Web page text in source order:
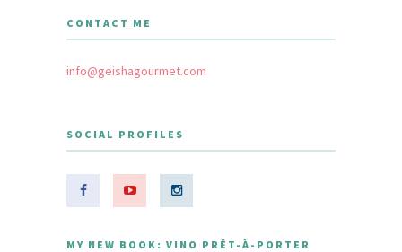
CONTACT ME
info@geishagourmet.com
SOCIAL PROFILES
MY NEW BOOK: VINO PRÊT-À-PORTER